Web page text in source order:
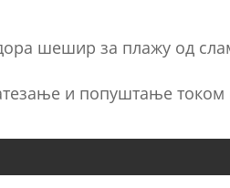
шешир за плажу од
и попуштање током